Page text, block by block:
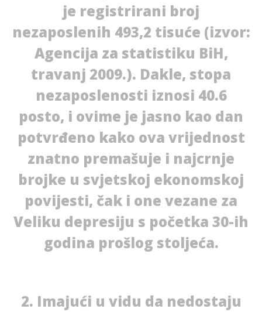
je registrirani broj
nezaposlenih 493,2 tisuće (izvor:
Agencija za statistiku BiH,
travanj 2009.). Dakle, stopa
nezaposlenosti iznosi 40.6
posto, i ovime je jasno kao dan
potvrđeno kako ova vrijednost
znatno premašuje i najcrnje
brojke u svjetskoj ekonomskoj
povijesti, čak i one vezane za
Veliku depresiju s početka 30-ih
godina prošlog stoljeća.
2. Imajući u vidu da nedostaju